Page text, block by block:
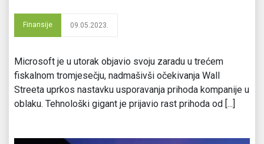
Finansije 09.05.2023.
Microsoft je u utorak objavio svoju zaradu u trećem
fiskalnom tromjesečju, nadmašivši očekivanja Wall
Streeta uprkos nastavku usporavanja prihoda kompanije u
oblaku. Tehnološki gigant je prijavio rast prihoda od [...]